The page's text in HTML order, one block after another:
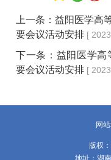
上一条：益阳医学高
要会议活动安排 [
下一条： 益阳医学高
要会议活动安排 [
网
版权
地址：湖